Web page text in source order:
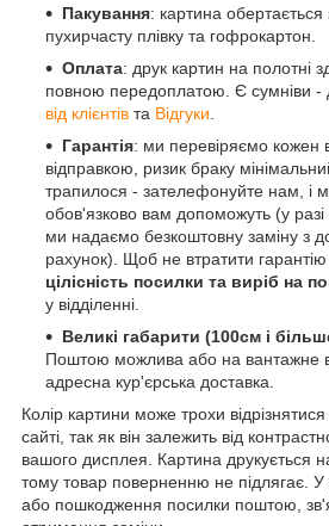
Пакування: картина обертається
пухирчасту плівку та гофрокартон.
Оплата: друк картин на полотні
повною передоплатою. Є сумніви -
від клієнтів та Відгуки.
Гарантія: ми перевіряємо кожен
відправкою, ризик браку
трапилося - зателефонуйте нам, і
обов'язково вам допоможуть (у
ми надаємо безкоштовну заміну з
рахунок). Щоб не втратити гарантію
цілісність посилки та виріб на
у відділенні.
Великі габарити (100см і
Поштою можлива або на вантажне
адресна кур'єрська доставка.
Колір картини може трохи
сайті, так як він залежить від
вашого дисплея. Картина друкується
тому товар поверненню не підлягає. У
або пошкодження посилки поштою,